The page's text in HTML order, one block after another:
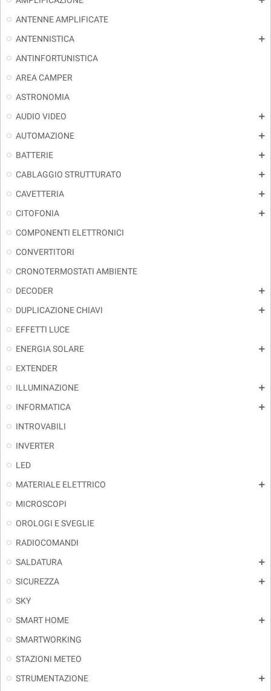
ANTENNE AMPLIFICATE
ANTENNISTICA
add
ANTINFORTUNISTICA
AREA CAMPER
ASTRONOMIA
AUDIO VIDEO
add
AUTOMAZIONE add
BATTERIE add
CABLAGGIO STRUTTURATO add
CAVETTERIA add
CITOFONIA add
COMPONENTI ELETTRONICI
CONVERTITORI
CRONOTERMOSTATI AMBIENTE
DECODER
add
DUPLICAZIONE CHIAVI add
EFFETTI LUCE
ENERGIA SOLARE
add
EXTENDER
ILLUMINAZIONE
add
INFORMATICA add
INTROVABILI
INVERTER
LED
MATERIALE ELETTRICO
add
MICROSCOPI
OROLOGI E SVEGLIE
RADIOCOMANDI
SALDATURA
add
SICUREZZA add
SKY
SMART HOME
add
SMARTWORKING
STAZIONI METEO
STRUMENTAZIONE
add